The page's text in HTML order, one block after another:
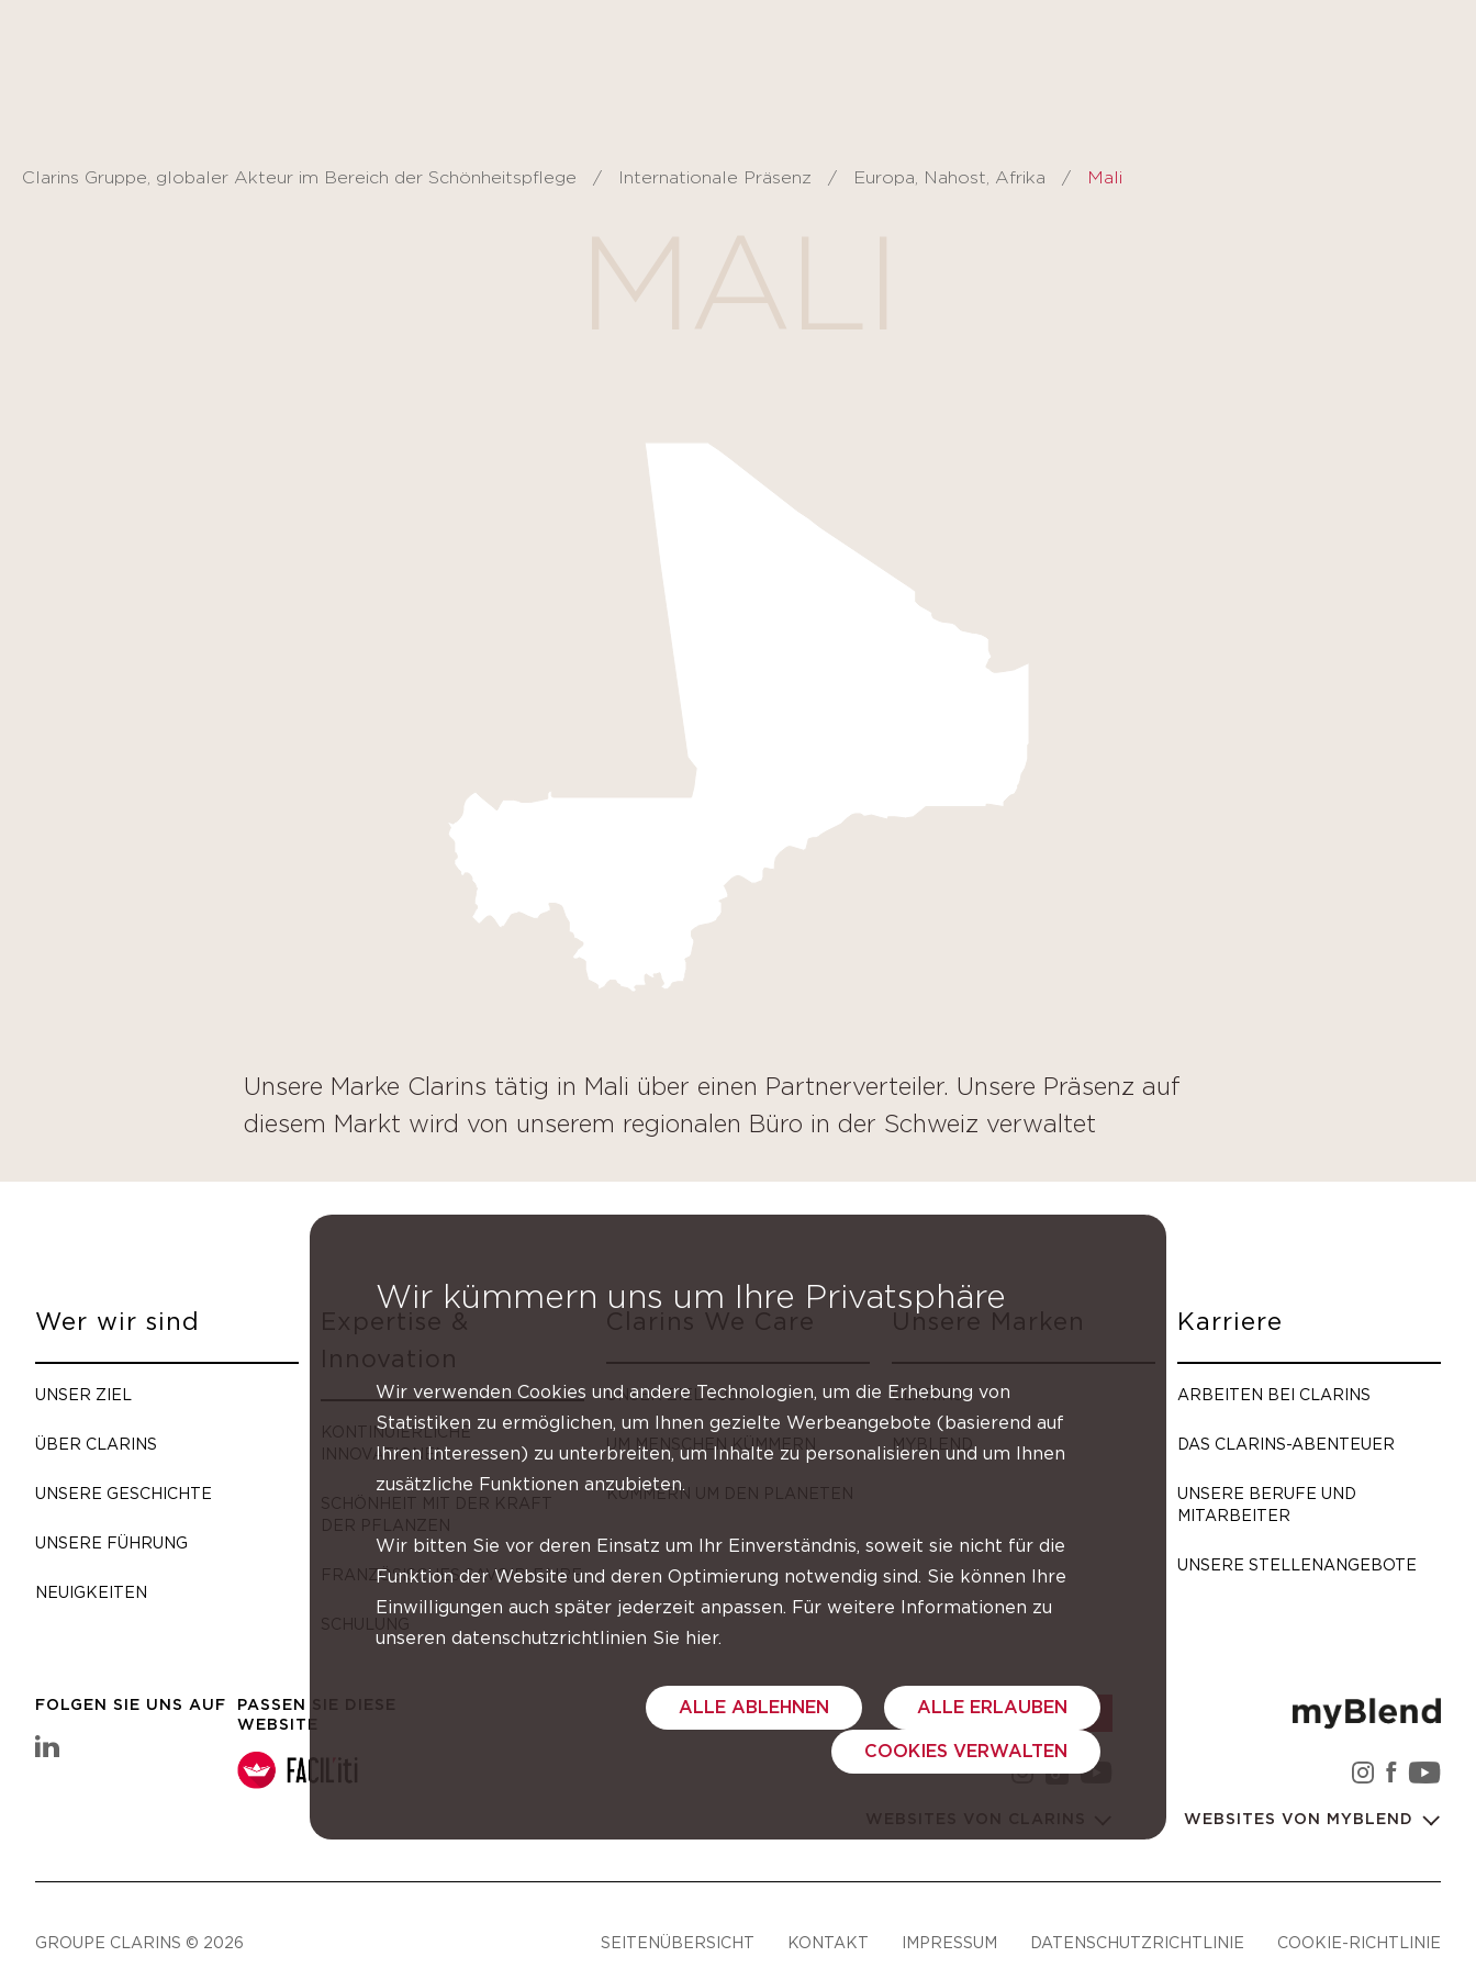
Clarins Gruppe, globaler Akteur im Bereich der Schönheitspflege Internationale Präsenz Europa, Nahost, Afrika Mali
Unsere Marke Clarins tätig in Mali über einen Partnerverteiler. Unsere Präsenz auf
diesem Markt wird von unserem regionalen Büro in der Schweiz verwaltet
Wer wir sind
UNSER ZIEL
ÜBER CLARINS
UNSERE GESCHICHTE
UNSERE FÜHRUNG
NEUIGKEITEN
Expertise &
Innovation
KONTINUIERLICHE
INNOVATIONEN
SCHÖNHEIT MIT DER KRAFT
DER PFLANZEN
FRANZÖSISCHES SAVOIR-FAIRE
SCHULUNG
Clarins We Care
UNSER ZIEL 2030
UM MENSCHEN KÜMMERN
KÜMMERN UM DEN PLANETEN
Unsere Marken
CLARINS
MYBLEND
Karriere
ARBEITEN BEI CLARINS
DAS CLARINS-ABENTEUER
UNSERE BERUFE UND
MITARBEITER
UNSERE STELLENANGEBOTE
FOLGEN SIE UNS AUF
linkedin Clarins-Gruppe
PASSEN SIE DIESE
WEBSITE
instagram Clarins-Gruppe
youtube Clarins-Gruppe
WEBSITES VON MYBLEND
GROUPE CLARINS © 2026 SEITENÜBERSICHT KONTAKT IMPRESSUM DATENSCHUTZRICHTLINIE COOKIE-RICHTLINIE
Wir kümmern uns um Ihre Privatsphäre
Wir verwenden Cookies und andere Technologien, um die Erhebung von
Statistiken zu ermöglichen, um Ihnen gezielte Werbeangebote (basierend auf
Ihren Interessen) zu unterbreiten, um Inhalte zu personalisieren und um Ihnen
zusätzliche Funktionen anzubieten.
Wir bitten Sie vor deren Einsatz um Ihr Einverständnis, soweit sie nicht für die
Funktion der Website und deren Optimierung notwendig sind. Sie können Ihre
Einwilligungen auch später jederzeit anpassen. Für weitere Informationen zu
unseren datenschutzrichtlinien Sie hier.
ALLE ERLAUBEN
ALLE ABLEHNEN
COOKIES VERWALTEN